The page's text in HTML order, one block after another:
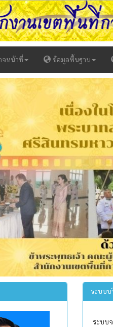
จหน้าที่ ข้อมูลพื้นฐาน
ระบบบ
ระบบ